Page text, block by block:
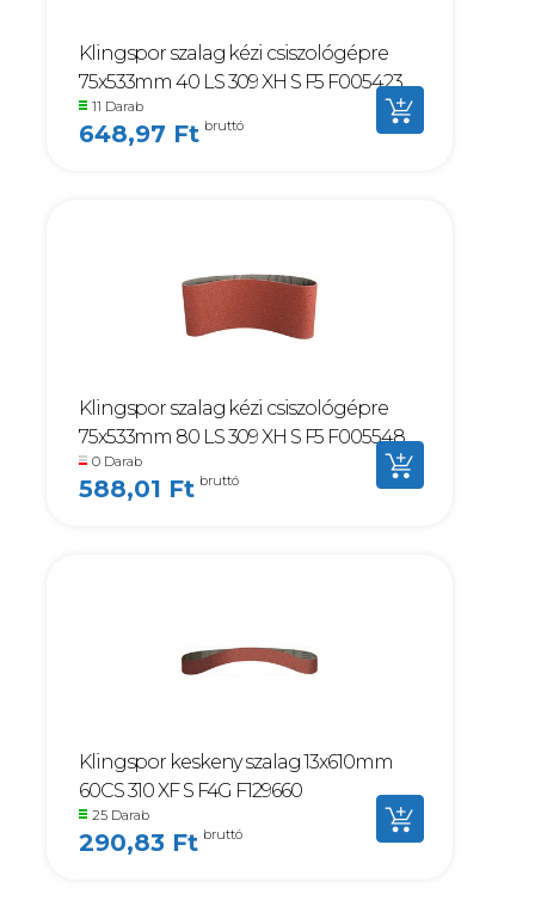
Klingspor szalag kézi csiszológépre
75x533mm 40 LS 309 XH S F5 F005423
11 Darab
648,97 Ft bruttó
Klingspor szalag kézi csiszológépre
75x533mm 80 LS 309 XH S F5 F005548
0 Darab
588,01 Ft bruttó
Klingspor keskeny szalag 13x610mm
60CS 310 XF S F4G F129660
25 Darab
290,83 Ft bruttó